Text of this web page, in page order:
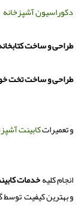
دکوراسیون آشپزخانه
طراحی و ساخت کتابخانه .
طراحی و ساخت تخت
و تعمیراتکابینت
انجام کلیهخدمات
و بهترین کیفیت توسط